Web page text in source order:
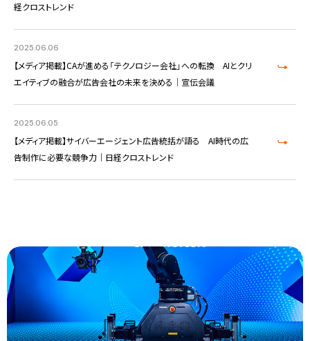
経クロストレンド
2025.06.06
【メディア掲載】CAが進める「テクノロジー会社」への転換 AIとクリ
エイティブの融合が広告会社の未来を決める｜宣伝会議
2025.06.05
【メディア掲載】サイバーエージェント広告統括が語る AI時代の広
告制作に必要な競争力｜日経クロストレンド